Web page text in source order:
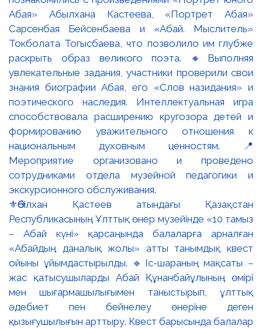
⚜️Әбілхан Қастеев атындағы Қазақстан
Республикасының Ұлттық өнер музейінде «10 тамыз
– Абай күні» қарсаңында балаларға арналған
«Абайдың даналық жолы» атты танымдық квест
ойыны ұйымдастырылды. 🔹Іс-шараның мақсаты –
жас қатысушыларды Абай Құнанбайұлының өмірі
мен шығармашылығымен таныстырып, ұлттық
әдебиет пен бейнелеу өнеріне деген
қызығушылығын арттыру. Квест барысында балалар